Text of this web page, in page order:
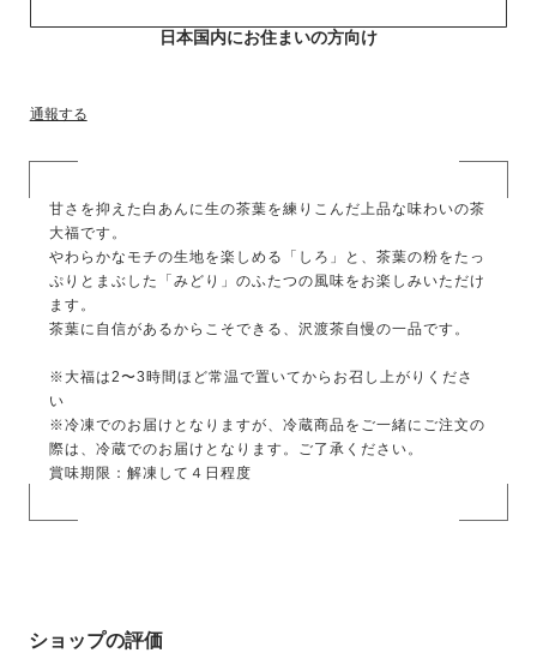
日本国内にお住まいの方向け
通報する
甘さを抑えた白あんに生の茶葉を練りこんだ上品な味わいの茶
大福です。
やわらかなモチの生地を楽しめる「しろ」と、茶葉の粉をたっ
ぷりとまぶした「みどり」のふたつの風味をお楽しみいただけ
ます。
茶葉に自信があるからこそできる、沢渡茶自慢の一品です。
※大福は2〜3時間ほど常温で置いてからお召し上がりくださ
い
※冷凍でのお届けとなりますが、冷蔵商品をご一緒にご注文の
際は、冷蔵でのお届けとなります。ご了承ください。
賞味期限：解凍して４日程度
ショップの評価